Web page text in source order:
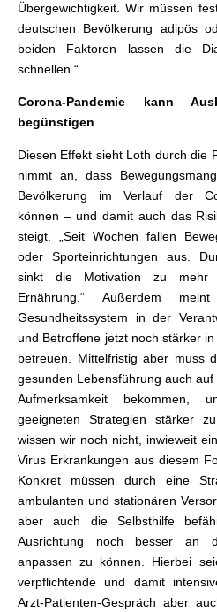
Übergewichtigkeit. Wir müssen
deutschen Bevölkerung adipös
beiden Faktoren lassen die
schnellen.“
Corona-Pandemie kann
begünstigen
Diesen Effekt sieht Loth durch die
nimmt an, dass
Bevölkerung im Verlauf der
können – und damit auch das
steigt. „Seit Wochen fallen
oder Sporteinrichtungen aus.
sinkt die Motivation zu mehr
Ernährung.“ Außerdem
Gesundheitssystem in der
und Betroffene jetzt noch stärker
betreuen. Mittelfristig aber muss
gesunden Lebensführung auch
Aufmerksamkeit bekommen,
geeigneten Strategien stärker
wissen wir noch nicht, inwieweit
Virus Erkrankungen aus diesem
Konkret müssen durch eine
ambulanten und stationären
aber auch die Selbsthilfe
Ausrichtung noch besser an
anpassen zu können. Hierbei
verpflichtende und damit
Arzt-Patienten-Gespräch aber